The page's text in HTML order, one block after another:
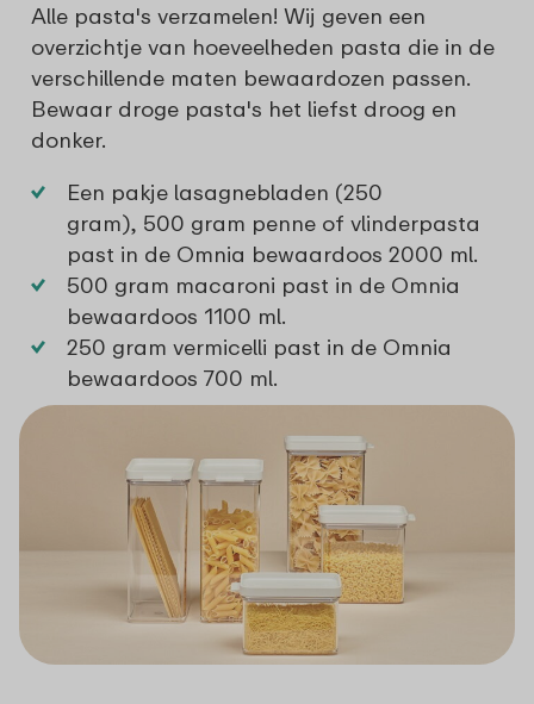
Alle pasta's verzamelen! Wij geven een
overzichtje van hoeveelheden pasta die in de
verschillende maten bewaardozen passen.
Bewaar droge pasta's het liefst droog en
donker.
Een pakje lasagnebladen (250
gram), 500 gram penne of vlinderpasta
past in de Omnia bewaardoos 2000 ml.
500 gram macaroni past in de Omnia
bewaardoos 1100 ml.
250 gram vermicelli past in de Omnia
bewaardoos 700 ml.